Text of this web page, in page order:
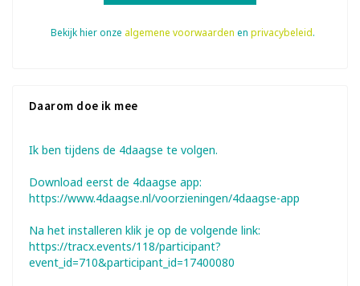
Bekijk hier onze algemene voorwaarden en privacybeleid.
Daarom doe ik mee
Ik ben tijdens de 4daagse te volgen.
Download eerst de 4daagse app:
https://www.4daagse.nl/voorzieningen/4daagse-app
Na het installeren klik je op de volgende link:
https://tracx.events/118/participant?
event_id=710&participant_id=17400080